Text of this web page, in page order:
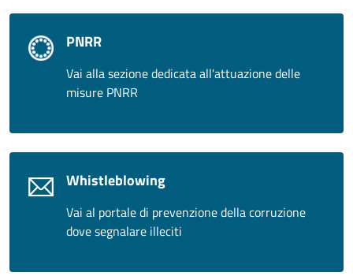
PNRR
Vai alla sezione dedicata all'attuazione delle
misure PNRR
Whistleblowing
Vai al portale di prevenzione della corruzione
dove segnalare illeciti